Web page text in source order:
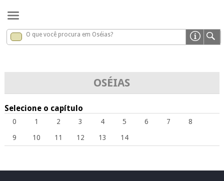
Oséias x
O que você procura em Oséias?
OSÉIAS
Selecione o capítulo
0 1 2 3 4 5 6 7
8
9
10 11 12 13 14